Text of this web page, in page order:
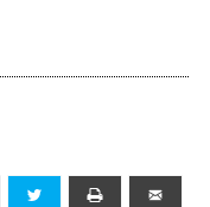
Facebook Twitter